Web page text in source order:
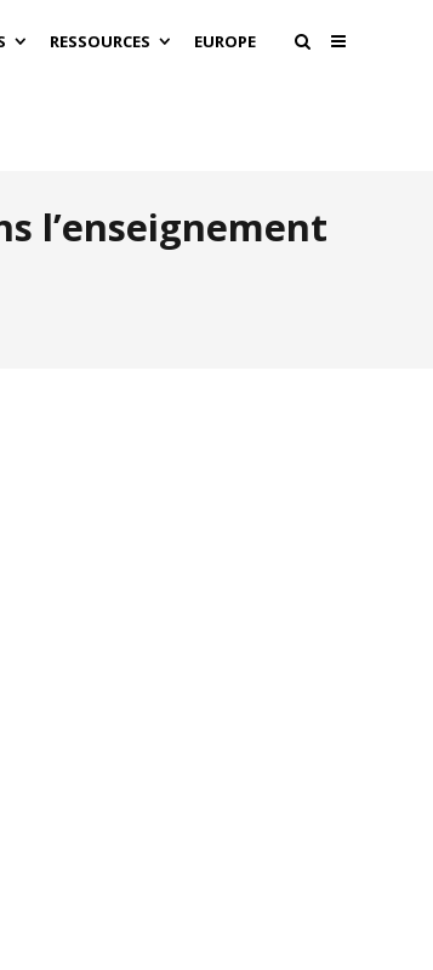
RESSOURCES EUROPE
l’enseignement